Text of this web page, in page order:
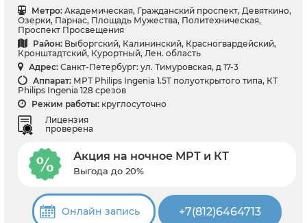
Метро: Академическая, Гражданский проспект, Девяткино,
Озерки, Парнас, Площадь Мужества, Политехническая,
Проспект Просвещения
Район: Выборгский, Калининский, Красногвардейский,
Кронштадтский, Курортный, Лен. область
Адрес: Санкт-Петербург: ул. Тимуровская, д 17-3
Аппарат: МРТ Philips Ingenia 1.5T полуоткрытого типа, КТ
Philips Ingenia 128 срезов
Режим работы: круглосуточно
Лицензия
проверена
Акция на ночное МРТ и КТ
Выгода до 20%
Онлайн запись +7(812)6464713